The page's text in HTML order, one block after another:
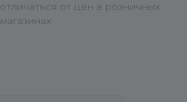
отличаться от цен в розничных
магазинах